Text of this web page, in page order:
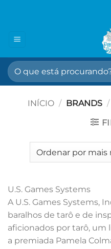
Pesquisar
por:
INÍCIO / BRANDS /
U.S. Games Systems
A U.S. Games Systems,
baralhos de tarô e de
aficionados por tarô, um
a premiada Pamela